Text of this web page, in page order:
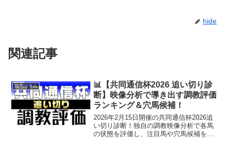
hide
関連記事
競馬コラム
📊【共同通信杯2026 追い切り診
断】映像分析で導き出す調教評価
ランキング＆穴馬候補！
2026年2月15日開催の共同通信杯2026追
い切り診断！独自の調教映像分析で各馬
の状態を評価し、注目馬や穴馬候補をピ